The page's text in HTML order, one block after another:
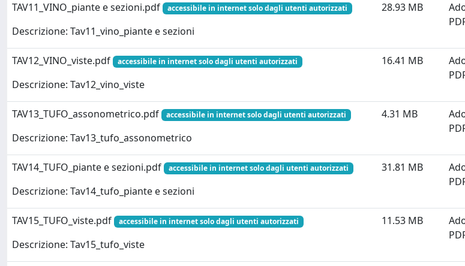
TAV11_VINO_piante e sezioni.pdf accessibile in internet solo dagli utenti autorizzati
Descrizione: Tav11_vino_piante e sezioni
28.93 MB
TAV12_VINO_viste.pdf accessibile in internet solo dagli utenti autorizzati
Descrizione: Tav12_vino_viste
16.41 MB
TAV13_TUFO_assonometrico.pdf accessibile in internet solo dagli utenti autorizzati
Descrizione: Tav13_tufo_assonometrico
4.31 MB
TAV14_TUFO_piante e sezioni.pdf accessibile in internet solo dagli utenti autorizzati
Descrizione: Tav14_tufo_piante e sezioni
31.81 MB
TAV15_TUFO_viste.pdf accessibile in internet solo dagli utenti autorizzati
Descrizione: Tav15_tufo_viste
11.53 MB